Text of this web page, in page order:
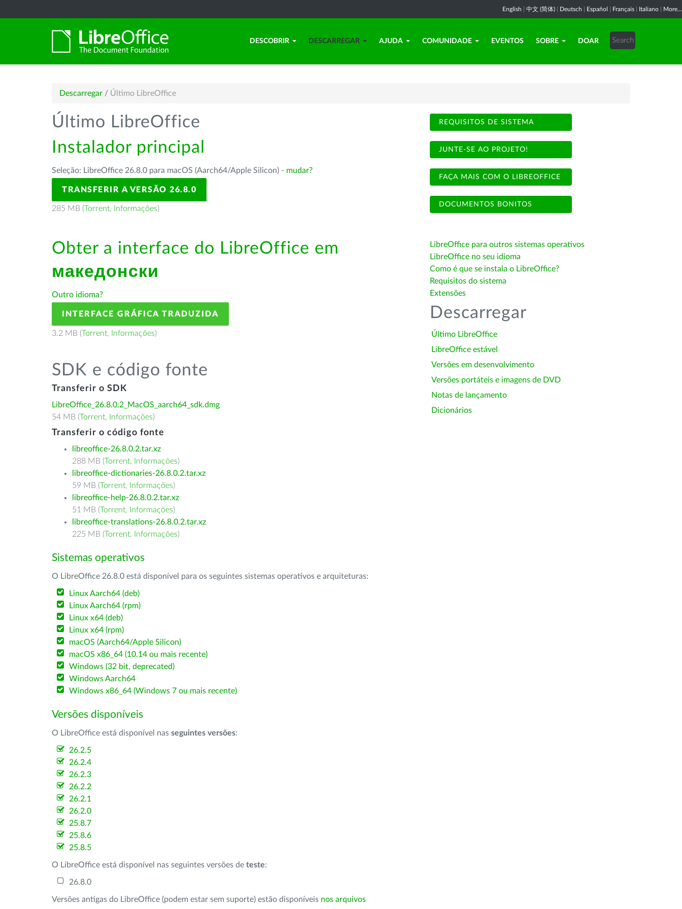
English 中文 (简体) Deutsch Español Français Italiano More...
DESCOBRIR DESCARREGAR AJUDA COMUNIDADE EVENTOS SOBRE DOAR
Descarregar / Último LibreOffice
Último LibreOffice
Instalador principal
Seleção: LibreOffice 26.8.0 para macOS (Aarch64/Apple Silicon) - mudar?
TRANSFERIR A VERSÃO 26.8.0
285 MB (Torrent, Informações)
Obter a interface do LibreOffice em
македонски
Outro idioma?
INTERFACE GRÁFICA TRADUZIDA
3.2 MB (Torrent, Informações)
SDK e código fonte
Transferir o SDK
LibreOffice_26.8.0.2_MacOS_aarch64_sdk.dmg
54 MB (Torrent, Informações)
Transferir o código fonte
libreoffice-26.8.0.2.tar.xz
288 MB (Torrent, Informações)
libreoffice-dictionaries-26.8.0.2.tar.xz
59 MB (Torrent, Informações)
libreoffice-help-26.8.0.2.tar.xz
51 MB (Torrent, Informações)
libreoffice-translations-26.8.0.2.tar.xz
225 MB (Torrent, Informações)
Sistemas operativos
O LibreOffice 26.8.0 está disponível para os seguintes sistemas operativos e arquiteturas:
Linux Aarch64 (deb)
Linux Aarch64 (rpm)
Linux x64 (deb)
Linux x64 (rpm)
macOS (Aarch64/Apple Silicon)
macOS x86_64 (10.14 ou mais recente)
Windows (32 bit, deprecated)
Windows Aarch64
Windows x86_64 (Windows 7 ou mais recente)
Versões disponíveis
O LibreOffice está disponível nas seguintes versões:
26.2.5
26.2.4
26.2.3
26.2.2
26.2.1
26.2.0
25.8.7
25.8.6
25.8.5
O LibreOffice está disponível nas seguintes versões de teste:
26.8.0
Versões antigas do LibreOffice (podem estar sem suporte) estão disponíveis nos arquivos
REQUISITOS DE SISTEMA
JUNTE-SE AO PROJETO!
FAÇA MAIS COM O LIBREOFFICE
DOCUMENTOS BONITOS
LibreOffice para outros sistemas operativos
LibreOffice no seu idioma
Como é que se instala o LibreOffice?
Requisitos do sistema
Extensões
Descarregar
Último LibreOffice
LibreOffice estável
Versões em desenvolvimento
Versões portáteis e imagens de DVD
Notas de lançamento
Dicionários